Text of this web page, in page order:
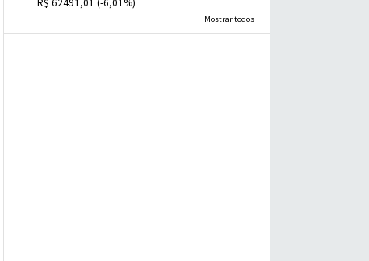
R$ 62491,01 (-6,01%)
Mostrar todos